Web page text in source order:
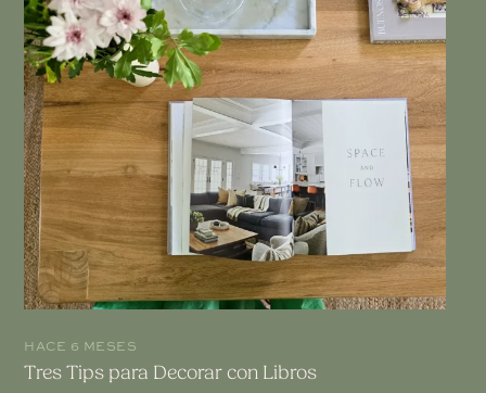
HACE 6 MESES
Tres Tips para Decorar con Libros